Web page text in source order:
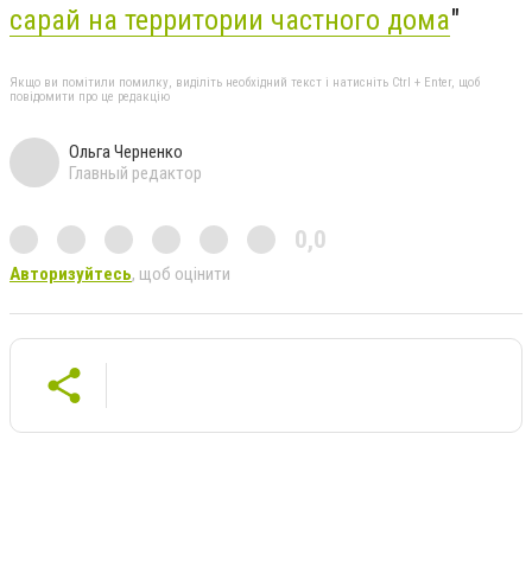
сарай на территории частного дома"
Якщо ви помітили помилку, виділіть необхідний текст і натисніть Ctrl + Enter, щоб
повідомити про це редакцію
Ольга Черненко
Главный редактор
0,0
Авторизуйтесь, щоб оцінити